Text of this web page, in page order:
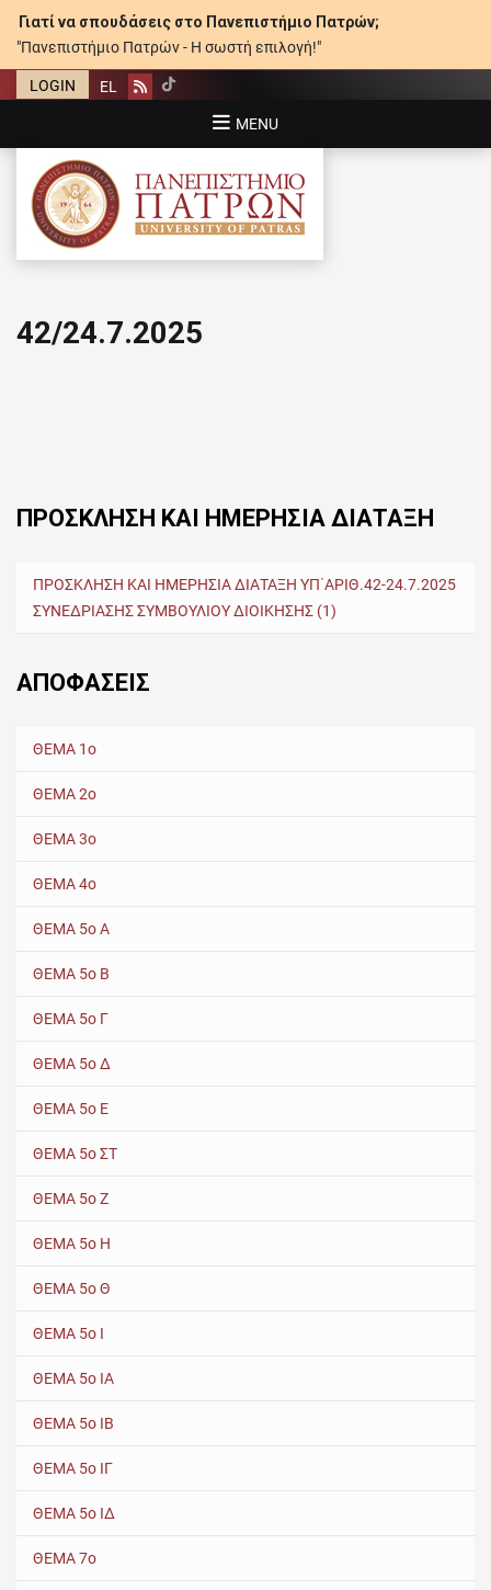
Γιατί να σπουδάσεις στο Πανεπιστήμιο Πατρών;
"Πανεπιστήμιο Πατρών - Η σωστή επιλογή!"
LOGIN EL Rss
MENU
ΠΑΝΕΠΙΣΤΉΜΙΟ ΠΑΤΡΏΝ
42/24.7.2025
ΠΡΟΣΚΛΗΣΗ ΚΑΙ ΗΜΕΡΗΣΙΑ ΔΙΑΤΑΞΗ
ΠΡΟΣΚΛΗΣΗ ΚΑΙ ΗΜΕΡΗΣΙΑ ΔΙΑΤΑΞΗ ΥΠ΄ΑΡΙΘ.42-24.7.2025
ΣΥΝΕΔΡΙΑΣΗΣ ΣΥΜΒΟΥΛΙΟΥ ΔΙΟΙΚΗΣΗΣ (1)
ΑΠΟΦΑΣΕΙΣ
ΘΕΜΑ 1ο
ΘΕΜΑ 2ο
ΘΕΜΑ 3ο
ΘΕΜΑ 4ο
ΘΕΜΑ 5ο Α
ΘΕΜΑ 5ο Β
ΘΕΜΑ 5ο Γ
ΘΕΜΑ 5ο Δ
ΘΕΜΑ 5ο Ε
ΘΕΜΑ 5ο ΣΤ
ΘΕΜΑ 5ο Ζ
ΘΕΜΑ 5ο Η
ΘΕΜΑ 5ο Θ
ΘΕΜΑ 5ο Ι
ΘΕΜΑ 5ο ΙΑ
ΘΕΜΑ 5ο ΙΒ
ΘΕΜΑ 5ο ΙΓ
ΘΕΜΑ 5ο ΙΔ
ΘΕΜΑ 7ο